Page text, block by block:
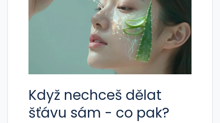
Když nechceš dělat
šťávu sám - co pak?